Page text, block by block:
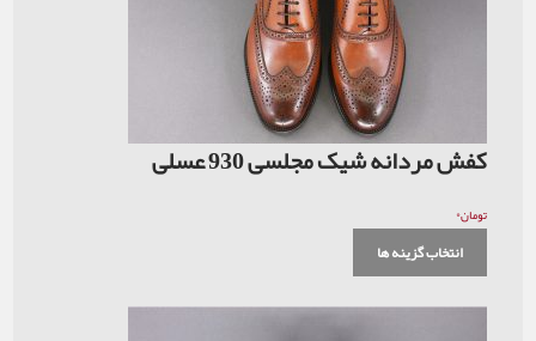
کفش مردانه شیک مجلسی 930 عسلی
تومان۰
انتخاب گزینه ها